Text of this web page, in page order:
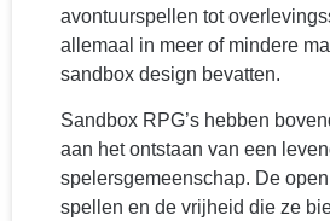
avontuurspellen tot
allemaal in meer of mindere
sandbox design bevatten.
Sandbox RPG’s hebben
aan het ontstaan van een
spelersgemeenschap. De
spellen en de vrijheid die ze